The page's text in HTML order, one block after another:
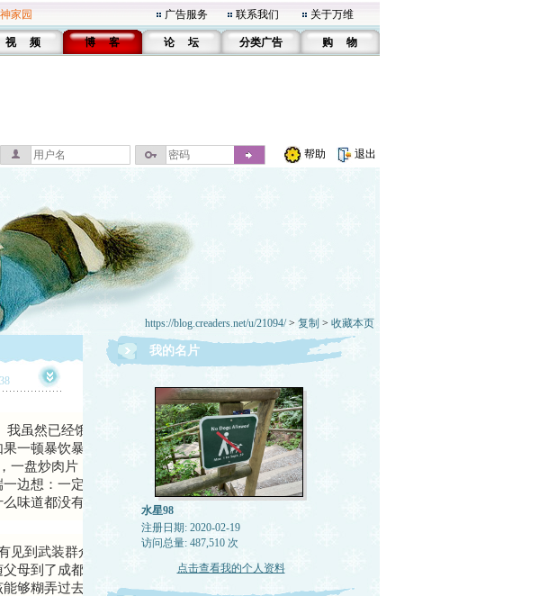
家园 广告服务 联系我们 关于万维
视 频 博 客 论 坛 分类广告 购 物
帮助 退出
https://blog.creaders.net/u/21094/> 复制 > 收藏本页
虽然已经饿得上气不
一顿暴饮暴食，有可
盘炒肉片，一碗汤，
边想：一定要慢慢吃
味道都没有尝出来。
见到武装群众在驻守。
母到了成都，不久四
够糊弄过去。
我的名片
水星98
注册日期: 2020-02-19
访问总量: 487,510 次
点击查看我的个人资料